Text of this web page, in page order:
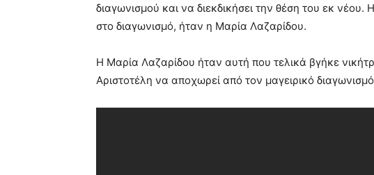
διαγωνισμού και να διεκδικήσει την θέση του εκ
στο διαγωνισμό, ήταν η Μαρία Λαζαρίδου.
Η Μαρία Λαζαρίδου ήταν αυτή που τελικά βγήκε
Αριστοτέλη να αποχωρεί από τον μαγειρικό